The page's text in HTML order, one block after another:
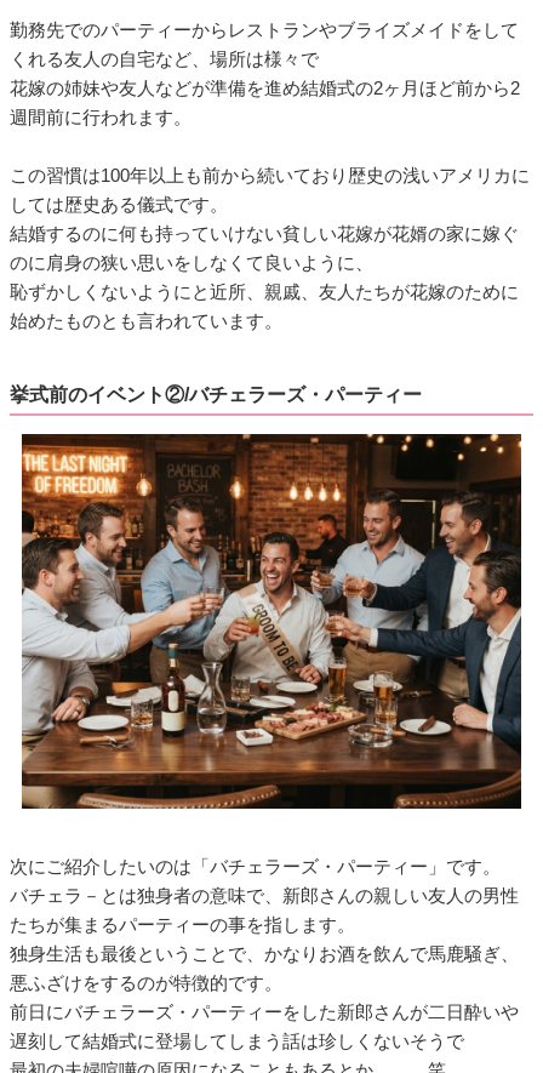
勤務先でのパーティーからレストランやブライズメイドをして
くれる友人の自宅など、場所は様々で
花嫁の姉妹や友人などが準備を進め結婚式の2ヶ月ほど前から2
週間前に行われます。
この習慣は100年以上も前から続いており歴史の浅いアメリカに
しては歴史ある儀式です。
結婚するのに何も持っていけない貧しい花嫁が花婿の家に嫁ぐ
のに肩身の狭い思いをしなくて良いように、
恥ずかしくないようにと近所、親戚、友人たちが花嫁のために
始めたものとも言われています。
挙式前のイベント②/バチェラーズ・パーティー
次にご紹介したいのは「バチェラーズ・パーティー」です。
バチェラ－とは独身者の意味で、新郎さんの親しい友人の男性
たちが集まるパーティーの事を指します。
独身生活も最後ということで、かなりお酒を飲んで馬鹿騒ぎ、
悪ふざけをするのが特徴的です。
前日にバチェラーズ・パーティーをした新郎さんが二日酔いや
遅刻して結婚式に登場してしまう話は珍しくないそうで